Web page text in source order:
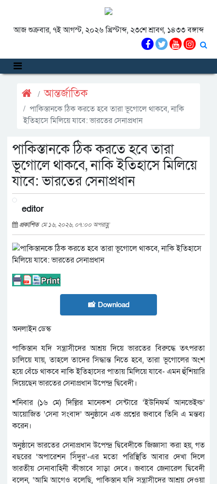
আজ শুক্রবার, ৭ই আগস্ট, ২০২৬ খ্রিস্টাব্দ, ২৩শে শ্রাবণ, ১৪৩৩ বঙ্গাব্দ
আন্তর্জাতিক
পাকিস্তানকে ঠিক করতে হবে তারা ভূগোলে থাকবে, নাকি
ইতিহাসে মিলিয়ে যাবে: ভারতের সেনাপ্রধান
পাকিস্তানকে ঠিক করতে হবে তারা
ভূগোলে থাকবে, নাকি ইতিহাসে মিলিয়ে
যাবে: ভারতের সেনাপ্রধান
editor
প্রকাশিত মে ১৬, ২০২৬, ০৭:০০ অপরাহ্ণ
📸 Download
অনলাইন ডেস্ক
পাকিস্তান যদি সন্ত্রাসীদের আশ্রয় দিয়ে ভারতের বিরুদ্ধে তৎপরতা
চালিয়ে যায়, তাহলে তাদের সিদ্ধান্ত নিতে হবে, তারা ভূগোলের অংশ
হয়ে বেঁচে থাকবে নাকি ইতিহাসের পাতায় মিলিয়ে যাবে- এমন হুঁশিয়ারি
দিয়েছেন ভারতের সেনাপ্রধান উপেন্দ্র দ্বিবেদী।
শনিবার (১৬ মে) দিল্লির মানেকশ সেন্টারে ‘ইউনিফর্ম আনভেইল্ড’
আয়োজিত ‘সেনা সংবাদ’ অনুষ্ঠানে এক প্রশ্নের জবাবে তিনি এ মন্তব্য
করেন।
অনুষ্ঠানে ভারতের সেনাপ্রধান উপেন্দ্র দ্বিবেদীকে জিজ্ঞাসা করা হয়, গত
বছরের ‘অপারেশন সিঁদুর’-এর মতো পরিস্থিতি আবার দেখা দিলে
ভারতীয় সেনাবাহিনী কীভাবে সাড়া দেবে। জবাবে জেনারেল দ্বিবেদী
বলেন, ‘আমি আগেও বলেছি, পাকিস্তান যদি সন্ত্রাসীদের আশ্রয় দেওয়া